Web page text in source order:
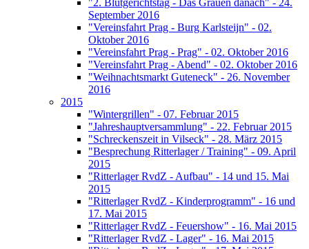
"2. Blutgerichtstag - Das Grauen danach" - 24.
September 2016
"Vereinsfahrt Prag - Burg Karlsteijn" - 02.
Oktober 2016
"Vereinsfahrt Prag - Prag" - 02. Oktober 2016
"Vereinsfahrt Prag - Abend" - 02. Oktober 2016
"Weihnachtsmarkt Guteneck" - 26. November
2016
2015
"Wintergrillen" - 07. Februar 2015
"Jahreshauptversammlung" - 22. Februar 2015
"Schreckenszeit in Vilseck" - 28. März 2015
"Besprechung Ritterlager / Training" - 09. April
2015
"Ritterlager RvdZ - Aufbau" - 14 und 15. Mai
2015
"Ritterlager RvdZ - Kinderprogramm" - 16 und
17. Mai 2015
"Ritterlager RvdZ - Feuershow" - 16. Mai 2015
"Ritterlager RvdZ - Lager" - 16. Mai 2015